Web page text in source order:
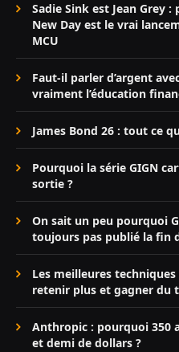
Sadie Sink est Jean Grey
New Day est le vrai
MCU
Faut-il parler d’argent
vraiment l’éducation
James Bond 26 : tout ce
Pourquoi la série GIGN
sortie ?
On sait un peu pourquoi
toujours pas publié la fin
Les meilleures
retenir plus et gagner du
Anthropic : pourquoi 350
et demi de dollars ?